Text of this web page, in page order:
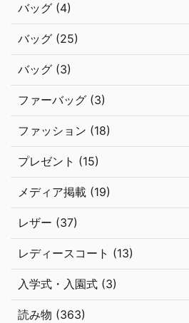
バッグ (4)
バッグ (25)
バッグ (3)
ファーバッグ (3)
ファッション (18)
プレゼント (15)
メディア掲載 (19)
レザー (37)
レディースコート (13)
入学式・入園式 (3)
読み物 (363)